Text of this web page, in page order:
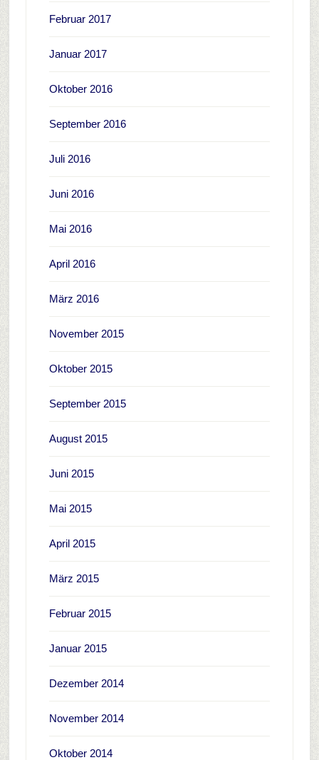
Februar 2017
Januar 2017
Oktober 2016
September 2016
Juli 2016
Juni 2016
Mai 2016
April 2016
März 2016
November 2015
Oktober 2015
September 2015
August 2015
Juni 2015
Mai 2015
April 2015
März 2015
Februar 2015
Januar 2015
Dezember 2014
November 2014
Oktober 2014